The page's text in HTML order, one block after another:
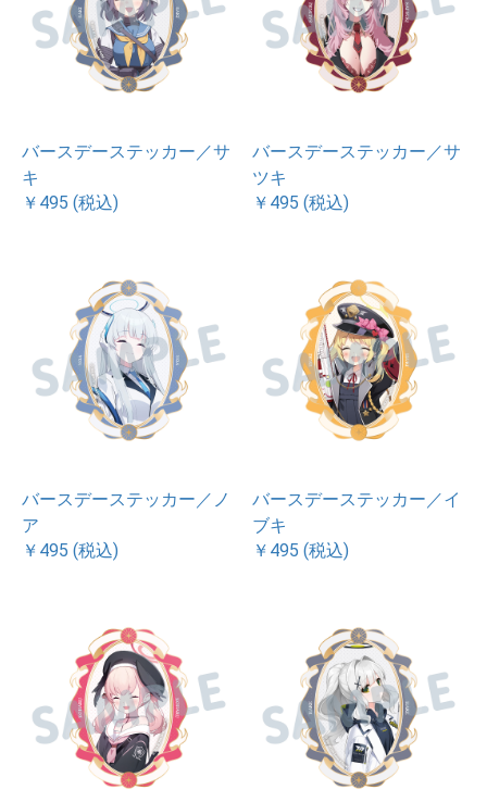
バースデーステッカー／サ
キ
￥495 (税込)
バースデーステッカー／サ
ツキ
￥495 (税込)
バースデーステッカー／ノ
ア
￥495 (税込)
バースデーステッカー／イ
ブキ
￥495 (税込)